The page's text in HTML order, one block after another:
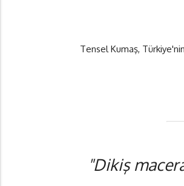
Tensel Kumaş,
"Dikiş